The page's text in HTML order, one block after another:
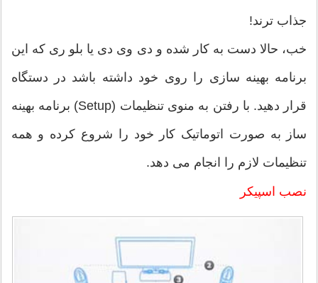
جذاب ترند!
خب، حالا دست به کار شده و دی وی دی یا بلو ری که این
برنامه بهینه سازی را روی خود داشته باشد در دستگاه
قرار دهید. با رفتن به منوی تنظیمات (Setup) برنامه بهینه
ساز به صورت اتوماتیک کار خود را شروع کرده و همه
تنظیمات لازم را انجام می دهد.
نصب اسپیکر